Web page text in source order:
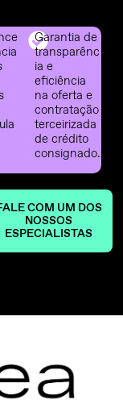
Garantia de
transparênc
ia e
eficiência
na oferta e
contratação
terceirizada
de crédito
consignado.
COM UM DOS
NOSSOS
ESPECIALISTAS